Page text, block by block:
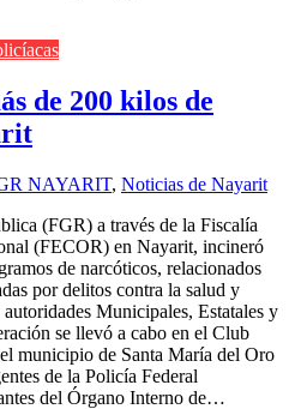
de 200 kilos de
NAYARIT, Noticias de Nayarit
(FGR) a través de la Fiscalía
(FECOR) en Nayarit, incineró
de narcóticos, relacionados
por delitos contra la salud y
Municipales, Estatales y
se llevó a cabo en el Club
municipio de Santa María del Oro
de la Policía Federal
del Órgano Interno de…